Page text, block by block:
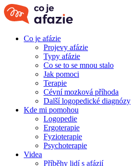
Co je afázie
Projevy afázie
Typy afázie
Co se to se mnou stalo
Jak pomoci
Terapie
Cévní mozková příhoda
Další logopedické diagnózy
Kde mi pomohou
Logopedie
Ergoterapie
Fyzioterapie
Psychoterapie
Videa
Příběhy lidí s afázií